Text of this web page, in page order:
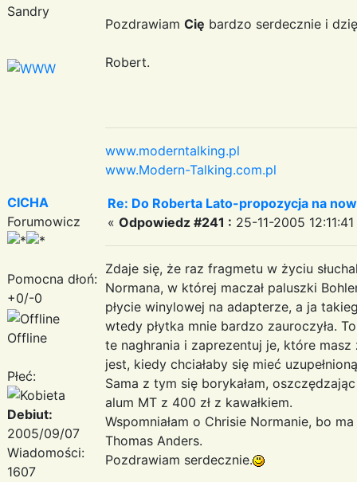
Sandry
Pozdrawiam Cię bardzo serdecznie i
Robert.
www.moderntalking.pl
www.Modern-Talking.com.pl
CICHA
Forumowicz
Pomocna dłoń:
+0/-0
Offline
Płeć:
Debiut:
2005/09/07
Wiadomości:
1607
Re: Do Roberta Lato-propozycja na
« Odpowiedz #241 : 25-11-2005
Zdaje się, że raz fragmetu w życiu
Normana, w której maczał paluszki
płycie winylowej na adapterze, a ja
wtedy płytka mnie bardzo zauroczyła.
te naghrania i zaprezentuj je, które
jest, kiedy chciałaby się mieć
Sama z tym się borykałam,
alum MT z 400 zł z kawałkiem.
Wspomniałam o Chrisie Normanie, bo
Thomas Anders.
Pozdrawiam serdecznie.